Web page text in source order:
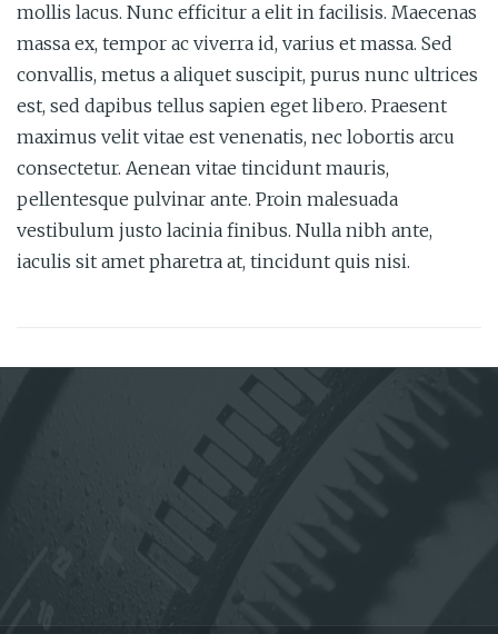
mollis lacus. Nunc efficitur a elit in facilisis. Maecenas
massa ex, tempor ac viverra id, varius et massa. Sed
convallis, metus a aliquet suscipit, purus nunc ultrices
est, sed dapibus tellus sapien eget libero. Praesent
maximus velit vitae est venenatis, nec lobortis arcu
consectetur. Aenean vitae tincidunt mauris,
pellentesque pulvinar ante. Proin malesuada
vestibulum justo lacinia finibus. Nulla nibh ante,
iaculis sit amet pharetra at, tincidunt quis nisi.
Post